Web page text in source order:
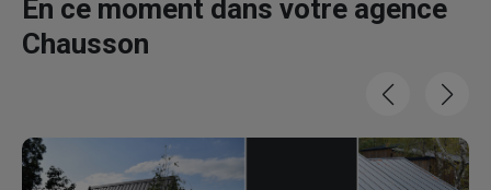
En ce moment dans votre agence
Chausson